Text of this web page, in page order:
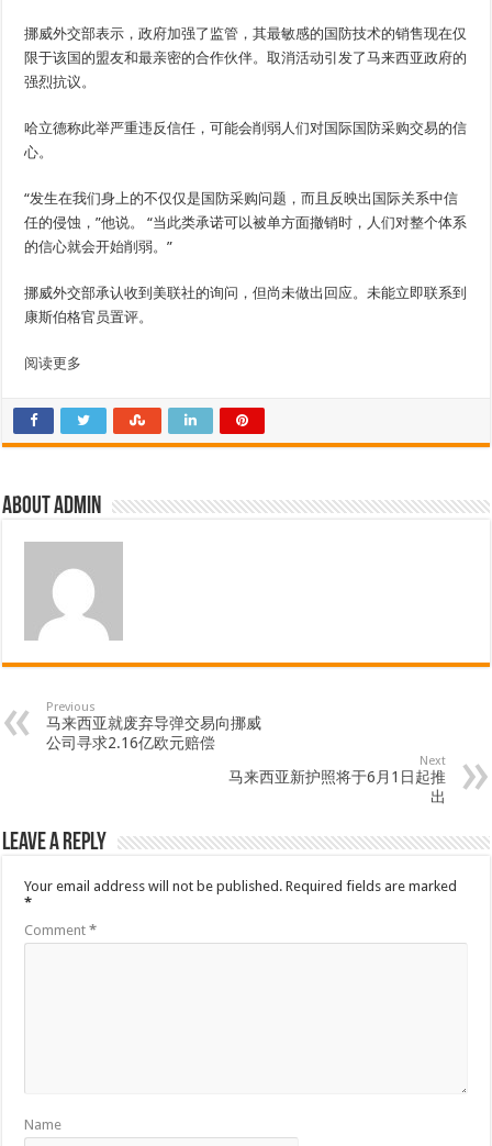
挪威外交部表示，政府加强了监管，其最敏感的国防技术的销售现在仅
限于该国的盟友和最亲密的合作伙伴。取消活动引发了马来西亚政府的
强烈抗议。
哈立德称此举严重违反信任，可能会削弱人们对国际国防采购交易的信
心。
“发生在我们身上的不仅仅是国防采购问题，而且反映出国际关系中信
任的侵蚀，”他说。 “当此类承诺可以被单方面撤销时，人们对整个体系
的信心就会开始削弱。”
挪威外交部承认收到美联社的询问，但尚未做出回应。未能立即联系到
康斯伯格官员置评。
阅读更多
About admin
Previous
马来西亚就废弃导弹交易向挪威
公司寻求2.16亿欧元赔偿
Next
马来西亚新护照将于6月1日起推
出
Leave a Reply
Your email address will not be published. Required fields are marked
*
Comment*
Name